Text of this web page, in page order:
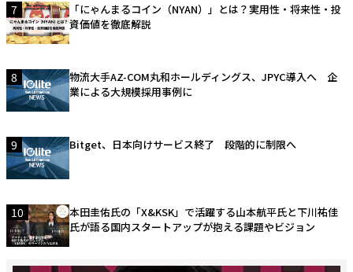
7
「にゃんまるコイン（NYAN）」とは？実用性・将来性・投
資価値を徹底解説
8
物流大手AZ-COM丸和ホールディングス、JPYC導入へ 企
業による大規模採用事例に
9 Bitget、日本向けサービス終了 段階的に制限へ
10
本田圭佑氏の「X&KSK」で活躍する山本航平氏と下川祐佳
氏が語る国内スタートアップが抱える課題やビジョン